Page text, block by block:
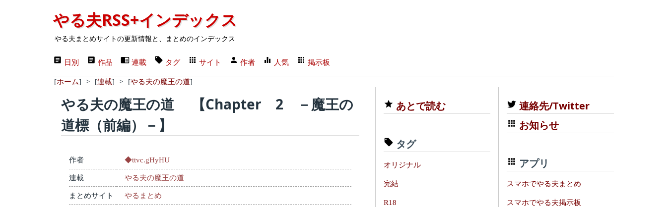
やる夫RSS+インデックス
やる夫まとめサイトの更新情報と、まとめのインデックス
日別 作品 連載 タグ サイト 作者 人気 掲示板
[ホーム] > [連載] > [やる夫の魔王の道]
やる夫の魔王の道 【Chapter 2 －魔王の
道標（前編）－】
作者 ◆ttvc.gHyHU
連載 やる夫の魔王の道
まとめサイト やるまとめ
あとで読む
タグ
オリジナル
完結
R18
連絡先/Twitter
お知らせ
アプリ
スマホでやる夫まとめ
スマホでやる夫掲示板